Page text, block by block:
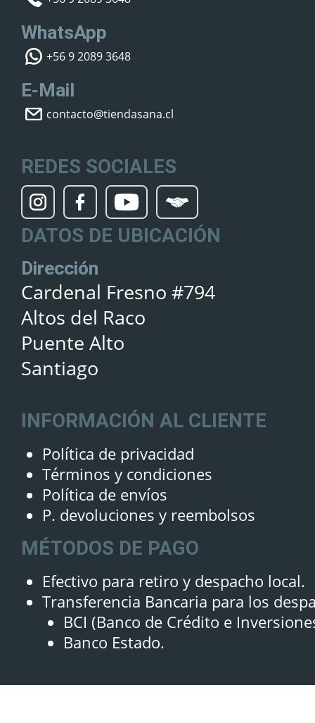
WhatsApp
+56 9 2089 3648
E-Mail
contacto@tiendasana.cl
REDES SOCIALES
DATOS DE UBICACIÓN
Dirección
Cardenal Fresno #794
Altos del Raco
Puente Alto
Santiago
INFORMACIÓN AL CLIENTE
Política de privacidad
Términos y condiciones
Política de envíos
P. devoluciones y reembolsos
MÉTODOS DE PAGO
Efectivo para retiro y despacho local.
Transferencia Bancaria para los
BCI (Banco de Crédito e
Banco Estado.